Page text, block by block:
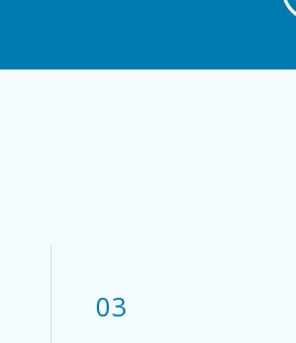
03